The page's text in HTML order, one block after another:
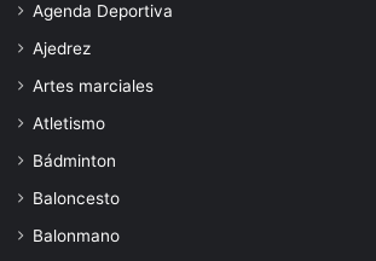
Agenda Deportiva
Ajedrez
Artes marciales
Atletismo
Bádminton
Baloncesto
Balonmano